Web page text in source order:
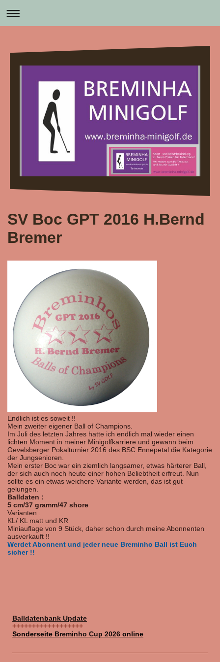
SV Boc GPT 2016 H.Bernd
Bremer
Endlich ist es soweit !!
Mein zweiter eigener Ball of Champions.
Im Juli des letzten Jahres hatte ich endlich mal wieder einen
lichten Moment in meiner Minigolfkarriere und gewann beim
Gevelsberger Pokalturnier 2016 des BSC Ennepetal die Kategorie
der Jungsenioren.
Mein erster Boc war ein ziemlich langsamer, etwas härterer Ball,
der sich auch noch heute einer hohen Beliebtheit erfreut. Nun
sollte es ein etwas weichere Variante werden, das ist gut
gelungen.
Balldaten :
5 cm/37 gramm/47 shore
Varianten :
KL/ KL matt und KR
Miniauflage von 9 Stück, daher schon durch meine Abonnenten
ausverkauft !!
Werdet Abonnent und jeder neue Breminho Ball ist Euch
sicher !!
Balldatenbank Update
++++++++++++++++++
Sonderseite Breminho Cup 2026 online